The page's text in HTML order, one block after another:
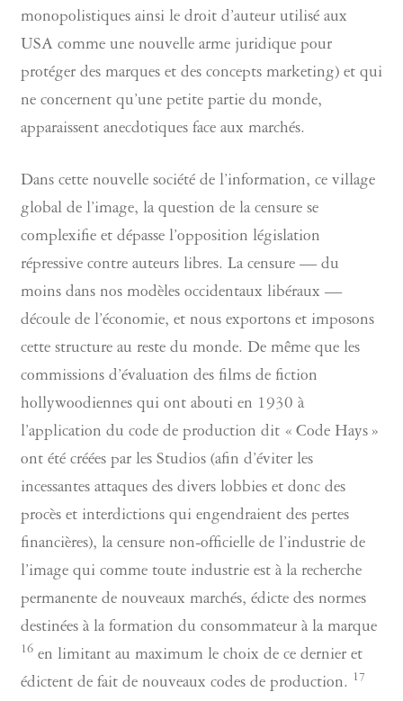
monopolistiques ainsi le droit d’auteur utilisé aux
USA comme une nouvelle arme juridique pour
protéger des marques et des concepts marketing) et qui
ne concernent qu’une petite partie du monde,
apparaissent anecdotiques face aux marchés.
Dans cette nouvelle société de l’information, ce village
global de l’image, la question de la censure se
complexifie et dépasse l’opposition législation
répressive contre auteurs libres. La censure — du
moins dans nos modèles occidentaux libéraux —
découle de l’économie, et nous exportons et imposons
cette structure au reste du monde. De même que les
commissions d’évaluation des films de fiction
hollywoodiennes qui ont abouti en 1930 à
l’application du code de production dit « Code Hays »
ont été créées par les Studios (afin d’éviter les
incessantes attaques des divers lobbies et donc des
procès et interdictions qui engendraient des pertes
financières), la censure non-officielle de l’industrie de
l’image qui comme toute industrie est à la recherche
permanente de nouveaux marchés, édicte des normes
destinées à la formation du consommateur à la marque
16en limitant au maximum le choix de ce dernier et
édictent de fait de nouveaux codes de production.
17